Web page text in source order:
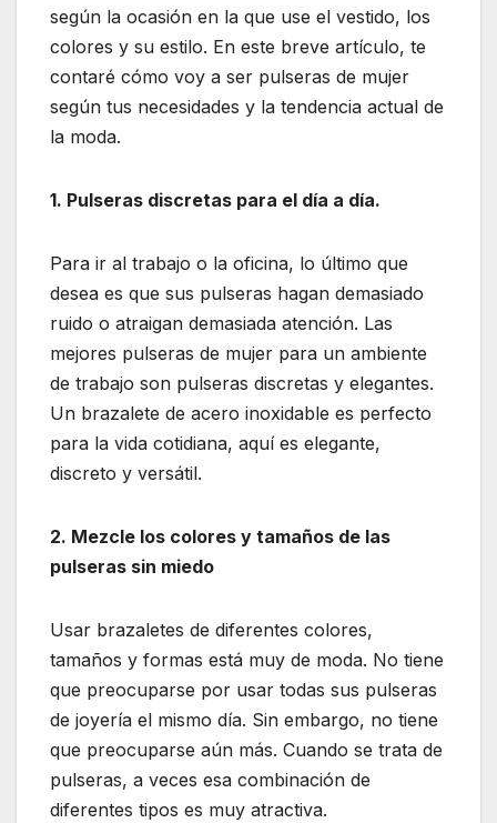
según la ocasión en la que use el vestido, los
colores y su estilo. En este breve artículo, te
contaré cómo voy a ser pulseras de mujer
según tus necesidades y la tendencia actual de
la moda.
1. Pulseras discretas para el día a día.
Para ir al trabajo o la oficina, lo último que
desea es que sus pulseras hagan demasiado
ruido o atraigan demasiada atención. Las
mejores pulseras de mujer para un ambiente
de trabajo son pulseras discretas y elegantes.
Un brazalete de acero inoxidable es perfecto
para la vida cotidiana, aquí es elegante,
discreto y versátil.
2. Mezcle los colores y tamaños de las
pulseras sin miedo
Usar brazaletes de diferentes colores,
tamaños y formas está muy de moda. No tiene
que preocuparse por usar todas sus pulseras
de joyería el mismo día. Sin embargo, no tiene
que preocuparse aún más. Cuando se trata de
pulseras, a veces esa combinación de
diferentes tipos es muy atractiva.